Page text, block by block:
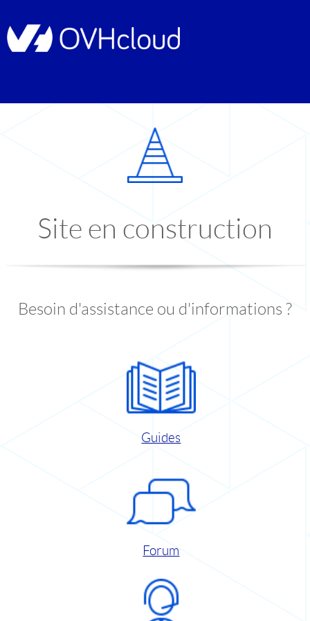
Site en construction
Besoin d'assistance ou d'informations ?
Guides
Forum